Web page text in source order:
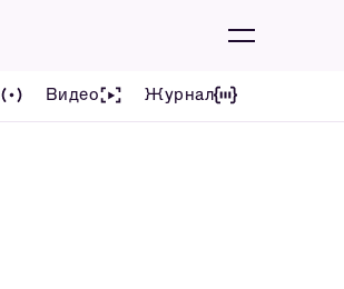
Видео Журнал